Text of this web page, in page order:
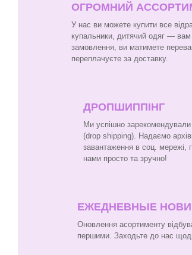
ОГРОМНИЙ
У нас ви можете купити все
купальники, дитячий одяг —
замовлення, ви матимете
переплачуєте за доставку.
ДРОПШИППІНГ
Ми успішно зарекомендували
(drop shipping). Надаємо
завантаження в соц. мережі,
нами просто та зручно!
ЕЖЕДНЕВНЫЕ
Оновлення асортименту
першими. Заходьте до нас